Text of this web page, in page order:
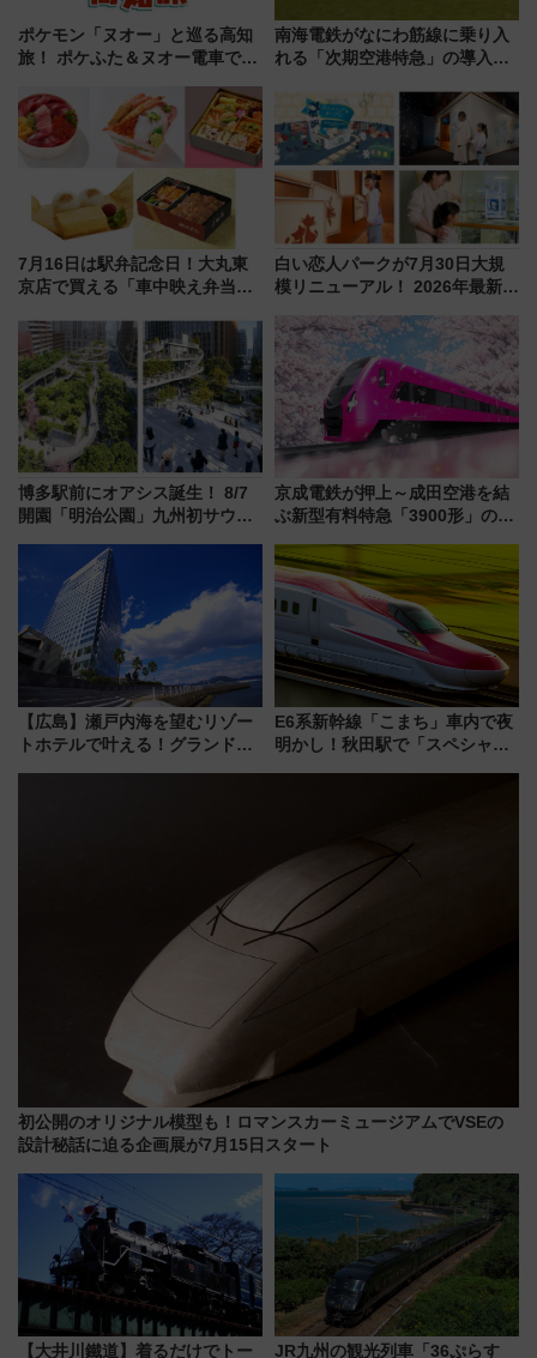
ポケモン「ヌオー」と巡る高知
旅！ ポケふた＆ヌオー電車で楽
路の絶景と絶品グルメを満喫！
（7月18日スタート）
南海電鉄がなにわ筋線に乗り入
れる「次期空港特急」の導入を
日本初の鉄道デザイン
7月16日は駅弁記念日！大丸東
京店で買える「車中映え弁当」
白い恋人パークが7月30日大規
模リニューアル！ 2026年最新の
と料金・アクセスを徹底解説
（札幌市）
博多駅前にオアシス誕生！ 8/7
開園「明治公園」九州初サウナ
品グルメ登場で駅前の過ごし方
はどう変わる？
京成電鉄が押上～成田空港を結
ぶ新型有料特急「3900形」のコ
募集も実施
【広島】瀬戸内海を望むリゾー
トホテルで叶える！グランドプ
E6系新幹線「こまち」車内で夜
明かし！秋田駅で「スペシャル
初公開のオリジナル模型も！ロマンスカーミュージアムでVSEの
設計秘話に迫る企画展が7月15日スタート
【大井川鐵道】着るだけでトー JR九州の観光列車「36ぷらす